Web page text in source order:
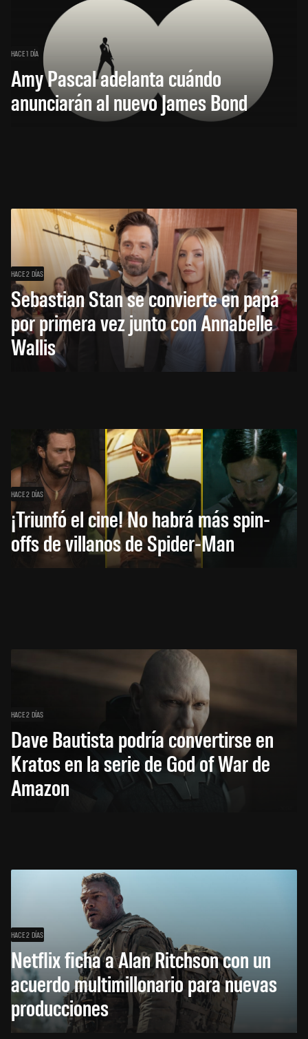
HACE 1 DÍA
Amy Pascal adelanta cuándo
anunciarán al nuevo James Bond
HACE 2 DÍAS
Sebastian Stan se convierte en papá
por primera vez junto con Annabelle
Wallis
HACE 2 DÍAS
¡Triunfó el cine! No habrá más spin-
offs de villanos de Spider-Man
HACE 2 DÍAS
Dave Bautista podría convertirse en
Kratos en la serie de God of War de
Amazon
HACE 2 DÍAS
Netflix ficha a Alan Ritchson con un
acuerdo multimillonario para nuevas
producciones